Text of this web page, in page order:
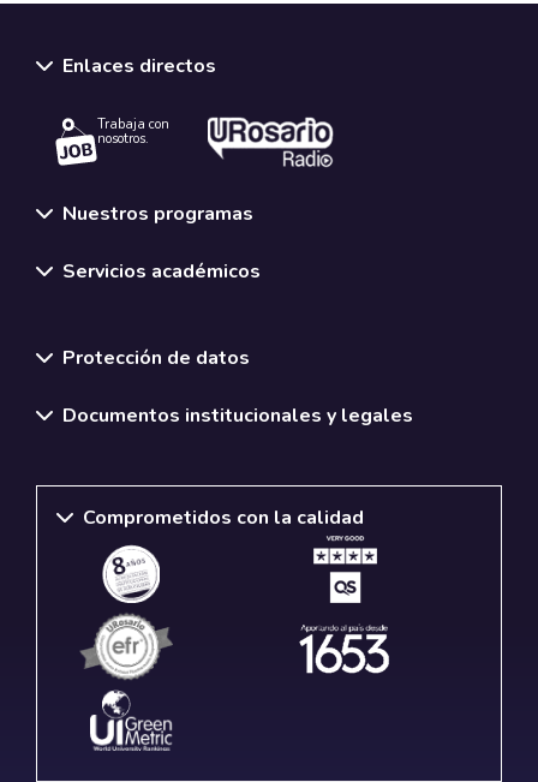
Enlaces directos
Trabaja con
nosotros.
Nuestros programas
Servicios académicos
Protección de datos
Documentos institucionales y legales
Comprometidos con la calidad